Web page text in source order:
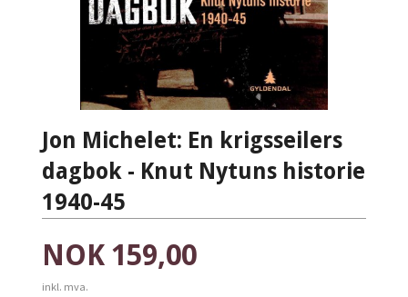
Jon Michelet: En krigsseilers
dagbok - Knut Nytuns historie
1940-45
Pris
NOK 159,00
inkl. mva.